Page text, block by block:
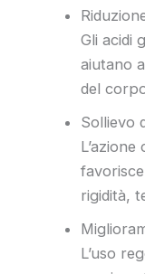
Gli acidi
aiutano
del
Sollievo
rigidità,
L’uso